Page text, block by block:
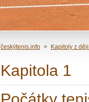
českýtenis.info > Kapitoly z
Kapitola 1